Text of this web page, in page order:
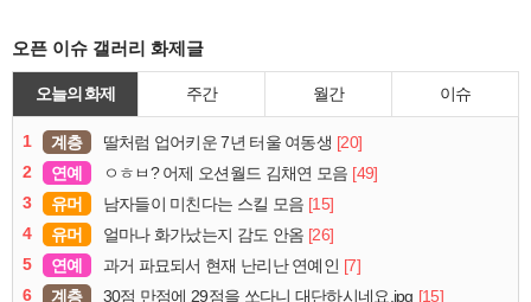
오픈 이슈 갤러리 화제글
오늘의 화제 주간 월간 이슈
1 계층 딸처럼 업어키운 7년 터울 여동생 [20]
2
연예 ㅇㅎㅂ? 어제 오션월드 김채연 모음 [49]
3
유머 남자들이 미친다는 스킬 모음 [15]
4
유머 얼마나 화가났는지 감도 안옴 [26]
5
연예 과거 파묘되서 현재 난리난 연예인 [7]
6
계층 30점 만점에 29점을 쏘다니 대단하시네요.jpg [15]